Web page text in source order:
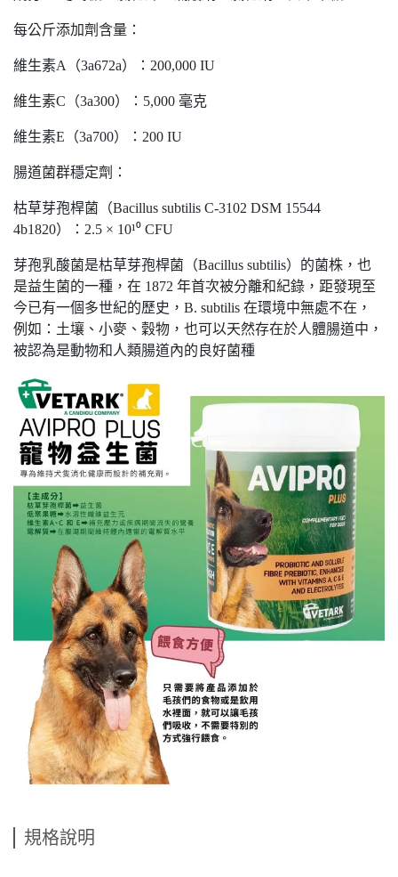
每公斤添加劑含量：
維生素A（3a672a）：200,000 IU
維生素C（3a300）：5,000 毫克
維生素E（3a700）：200 IU
腸道菌群穩定劑：
枯草芽孢桿菌（Bacillus subtilis C-3102 DSM 15544
4b1820）：2.5 × 10¹⁰ CFU
芽孢乳酸菌是枯草芽孢桿菌（Bacillus subtilis）的菌株，也
是益生菌的一種，在 1872 年首次被分離和紀錄，距發現至
今已有一個多世紀的歷史，B. subtilis 在環境中無處不在，
例如：土壤、小麥、穀物，也可以天然存在於人體腸道中，
被認為是動物和人類腸道內的良好菌種
規格說明